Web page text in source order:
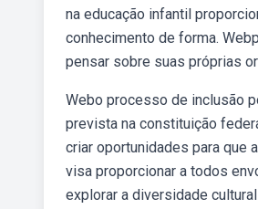
na educação infantil
conhecimento de forma.
pensar sobre suas próprias
Webo processo de inclusão
prevista na constituição
criar oportunidades para que
visa proporcionar a todos
explorar a diversidade